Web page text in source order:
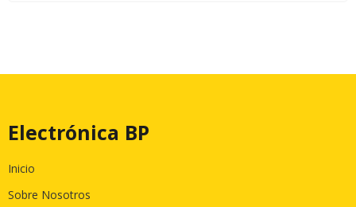
Electrónica BP
Inicio
Sobre Nosotros